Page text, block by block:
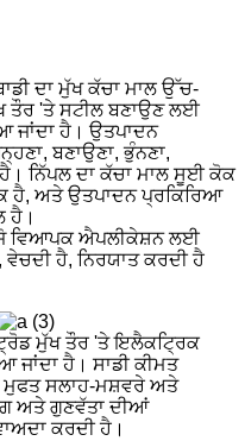
ਦਾ ਮੁੱਖ ਕੱਚਾ ਮਾਲ ਉੱਚ-
ਤੌਰ 'ਤੇ ਸਟੀਲ ਬਣਾਉਣ ਲਈ
ਜਾਂਦਾ ਹੈ। ਉਤਪਾਦਨ
ਬਣਾਉਣਾ, ਭੁੰਨਣਾ,
ਨਿੱਪਲ ਦਾ ਕੱਚਾ ਮਾਲ ਸੂਈ ਕੋਕ
ਹੈ, ਅਤੇ ਉਤਪਾਦਨ ਪ੍ਰਕਿਰਿਆ
ਹੈ।
ਜੋ ਵਿਆਪਕ ਐਪਲੀਕੇਸ਼ਨ ਲਈ
ਹੈ, ਨਿਰਯਾਤ ਕਰਦੀ ਹੈ
ਮੁੱਖ ਤੌਰ 'ਤੇ ਇਲੈਕਟ੍ਰਿਕ
ਹੈ। ਸਾਡੀ ਕੀਮਤ
ਮੁਫਤ ਸਲਾਹ-ਮਸ਼ਵਰੇ ਅਤੇ
ਅਤੇ ਗੁਣਵੱਤਾ ਦੀਆਂ
ਕਰਦੀ ਹੈ।